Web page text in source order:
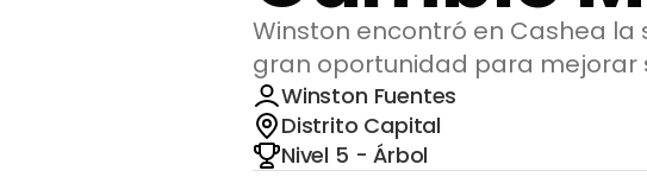
Winston encontró en Cashea
gran oportunidad para mejorar
Winston Fuentes
Distrito Capital
Nivel 5 - Árbol